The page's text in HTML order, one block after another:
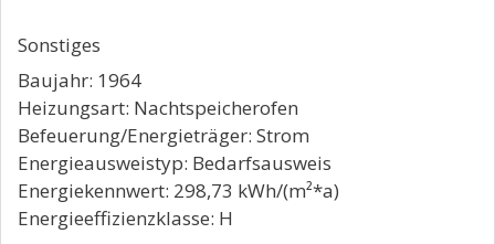
Sonstiges
Baujahr: 1964
Heizungsart: Nachtspeicherofen
Befeuerung/Energieträger: Strom
Energieausweistyp: Bedarfsausweis
Energiekennwert: 298,73 kWh/(m²*a)
Energieeffizienzklasse: H